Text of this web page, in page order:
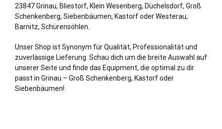
23847 Grinau, Bliestorf, Klein Wesenberg, Düchelsdorf, Groß
Schenkenberg, Siebenbäumen, KastorfoderWesterau,
Barnitz, Schürensöhlen
Unser Shop ist Synonym für Qualität, Professionalität und
zuverlässige Lieferung. Schau dich um die breite Auswahl auf
unserer Seite und finde das Equipment, die optimal zu dir
passt in Grinau – Groß Schenkenberg, Kastorf oder
Siebenbäumen!